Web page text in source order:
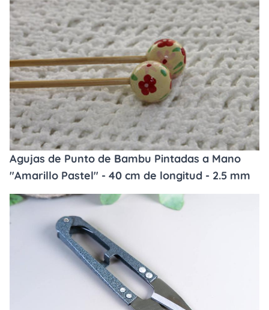
Agujas de Punto de Bambu Pintadas a Mano
"Amarillo Pastel" - 40 cm de longitud - 2.5 mm